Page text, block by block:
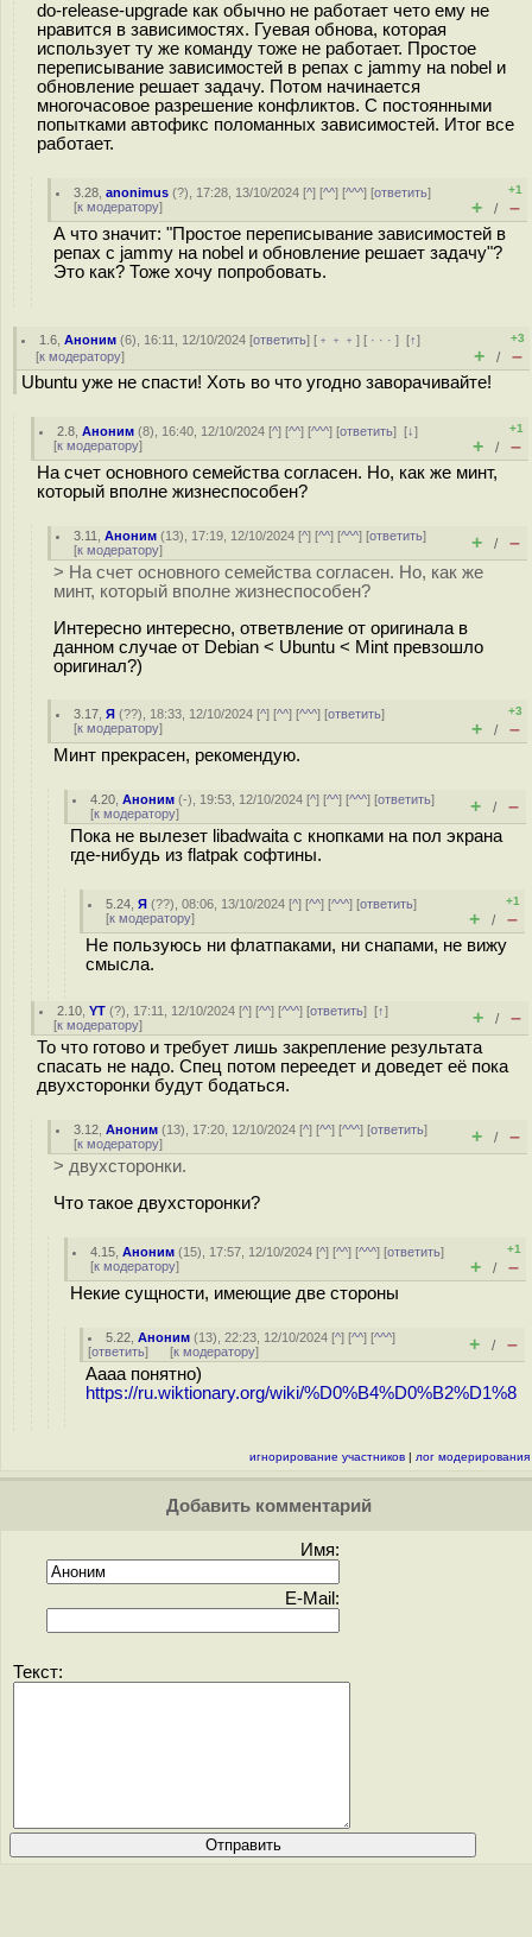
do-release-upgrade как обычно не работает чето ему не
нравится в зависимостях. Гуевая обнова, которая
использует ту же команду тоже не работает. Простое
переписывание зависимостей в репах с jammy на nobel и
обновление решает задачу. Потом начинается
многочасовое разрешение конфликтов. С постоянными
попытками автофикс поломанных зависимостей. Итог все
работает.
3.28 ,anonimus (?), 17:28, 13/10/2024 [^] [^^] [^^^] [ответить]
[к модератору]
+1
+ / –
А что значит: "Простое переписывание зависимостей в
репах с jammy на nobel и обновление решает задачу"?
Это как? Тоже хочу попробовать.
1.6 ,Аноним (6), 16:11, 12/10/2024 [ответить] [ ﹢﹢﹢] [ · · ·][↑]
[к модератору]
+3
+ / –
Ubuntu уже не спасти! Хоть во что угодно заворачивайте!
2.8 ,Аноним (8), 16:40, 12/10/2024 [^] [^^] [^^^] [ответить][↓]
[к модератору]
+1
+ / –
На счет основного семейства согласен. Но, как же минт,
который вполне жизнеспособен?
3.11 ,Аноним (13), 17:19, 12/10/2024 [^] [^^] [^^^] [ответить]
[к модератору] + / –
> На счет основного семейства согласен. Но, как же
минт, который вполне жизнеспособен?
Интересно интересно, ответвление от оригинала в
данном случае от Debian < Ubuntu < Mint превзошло
оригинал?)
3.17 ,Я (??), 18:33, 12/10/2024 [^] [^^] [^^^] [ответить]
[к модератору]
+3
+ / –
Минт прекрасен, рекомендую.
4.20 ,Аноним (-), 19:53, 12/10/2024 [^] [^^] [^^^] [ответить]
[к модератору] + / –
Пока не вылезет libadwaita с кнопками на пол экрана
где-нибудь из flatpak софтины.
5.24 ,Я (??), 08:06, 13/10/2024 [^] [^^] [^^^] [ответить]
[к модератору]
+1
+ / –
Не пользуюсь ни флатпаками, ни снапами, не вижу
смысла.
2.10 ,YT (?), 17:11, 12/10/2024 [^] [^^] [^^^] [ответить][↑]
[к модератору] + / –
То что готово и требует лишь закрепление результата
спасать не надо. Спец потом переедет и доведет её пока
двухсторонки будут бодаться.
3.12 ,Аноним (13), 17:20, 12/10/2024 [^] [^^] [^^^] [ответить]
[к модератору] + / –
> двухсторонки.
Что такое двухсторонки?
4.15 ,Аноним (15), 17:57, 12/10/2024 [^] [^^] [^^^] [ответить]
[к модератору]
+1
+ / –
Некие сущности, имеющие две стороны
5.22 ,Аноним (13), 22:23, 12/10/2024 [^] [^^] [^^^]
[ответить] [к модератору] + / –
Аааа понятно)
https://ru.wiktionary.org/wiki/%D0%B4%D0%B2%D1%8
игнорирование участников | лог модерирования
Добавить комментарий
Имя:
E-Mail:
Текст: